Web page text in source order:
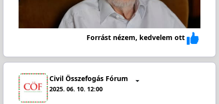
Forrást nézem, kedvelem ott
Civil Összefogás Fórum
2025. 06. 10. 12:00